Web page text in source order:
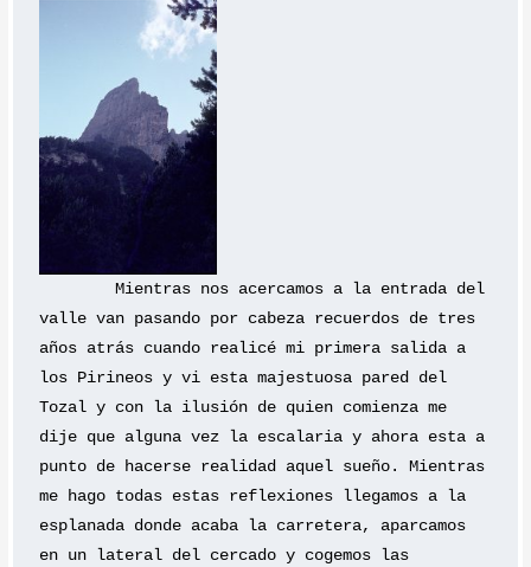
valle van pasando por cabeza recuerdos de tres
años atrás cuando realicé mi primera salida a
los Pirineos y vi esta majestuosa pared del
Tozal y con la ilusión de quien comienza me
dije que alguna vez la escalaria y ahora esta a
punto de hacerse realidad aquel sueño. Mientras
me hago todas estas reflexiones llegamos a la
esplanada donde acaba la carretera, aparcamos
en un lateral del cercado y cogemos las